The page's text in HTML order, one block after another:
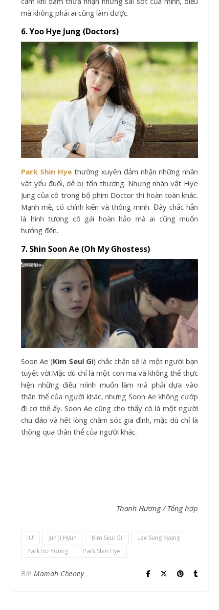
mà không phải ai cũng làm được.
6. Yoo Hye Jung (Doctors)
Park Shin Hye thường xuyên đảm nhận những nhân
vật yếu đuối, dễ bị tổn thương. Nhưng nhân vật Hye
Jung của cô trong bộ phim Doctor thì hoàn toàn khác.
Mạnh mẽ, có chính kiến và thông minh. Đây chắc hẳn
là hình tượng cô gái hoàn hảo mà ai cũng muốn
hướng đến.
7. Shin Soon Ae (Oh My Ghostess)
Soon Ae (Kim Seul Gi) chắc chắn sẽ là một người bạn
tuyệt vời.Mặc dù chỉ là một con ma và không thể thực
hiện những điều mình muốn làm mà phải dựa vào
thân thể của người khác, nhưng Soon Ae không cướp
đi cơ thể ấy. Soon Ae cũng cho thấy cô là một người
chu đáo và hết lòng chăm sóc gia đình, mặc dù chỉ là
thông qua thân thể của người khác.
Thanh Hương / Tổng hợp
IU Jun Ji Hyun Kim Seul Gi
Lee Sung Kyung
Park Bo Young
Park Shin Hye
Bởi Mamah Cheney